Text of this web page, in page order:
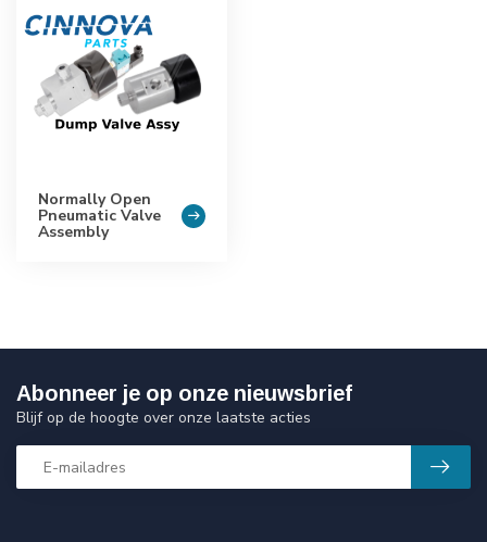
Normally Open
Pneumatic Valve
Assembly
Abonneer je op onze nieuwsbrief
Blijf op de hoogte over onze laatste acties